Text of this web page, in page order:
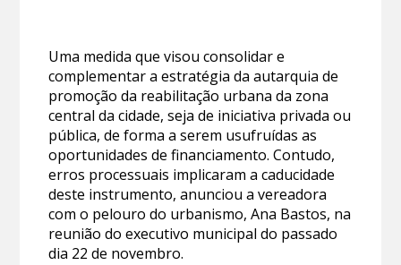
Uma medida que visou consolidar e
complementar a estratégia da autarquia de
promoção da reabilitação urbana da zona
central da cidade, seja de iniciativa privada ou
pública, de forma a serem usufruídas as
oportunidades de financiamento. Contudo,
erros processuais implicaram a caducidade
deste instrumento, anunciou a vereadora
com o pelouro do urbanismo, Ana Bastos, na
reunião do executivo municipal do passado
dia 22 de novembro.